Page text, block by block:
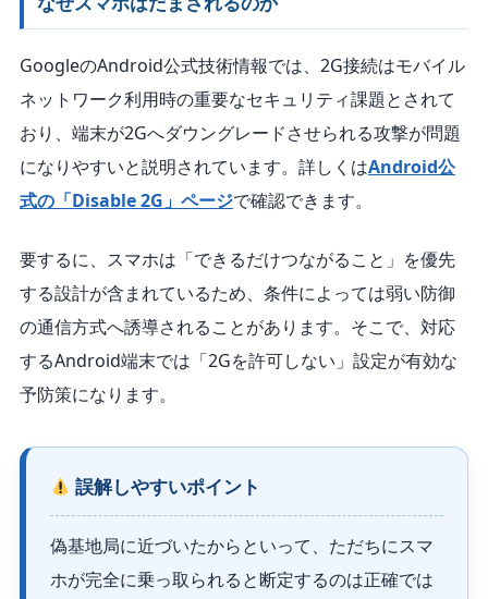
GoogleのAndroid公式技術情報では、2G接続はモバイル
ネットワーク利用時の重要なセキュリティ課題とされて
おり、端末が2Gへダウングレードさせられる攻撃が問題
になりやすいと説明されています。詳しくはAndroid公
式の「Disable 2G」ページで確認できます。
要するに、スマホは「できるだけつながること」を優先
する設計が含まれているため、条件によっては弱い防御
の通信方式へ誘導されることがあります。そこで、対応
するAndroid端末では「2Gを許可しない」設定が有効な
予防策になります。
誤解しやすいポイント
偽基地局に近づいたからといって、ただちにスマ
ホが完全に乗っ取られると断定するのは正確では